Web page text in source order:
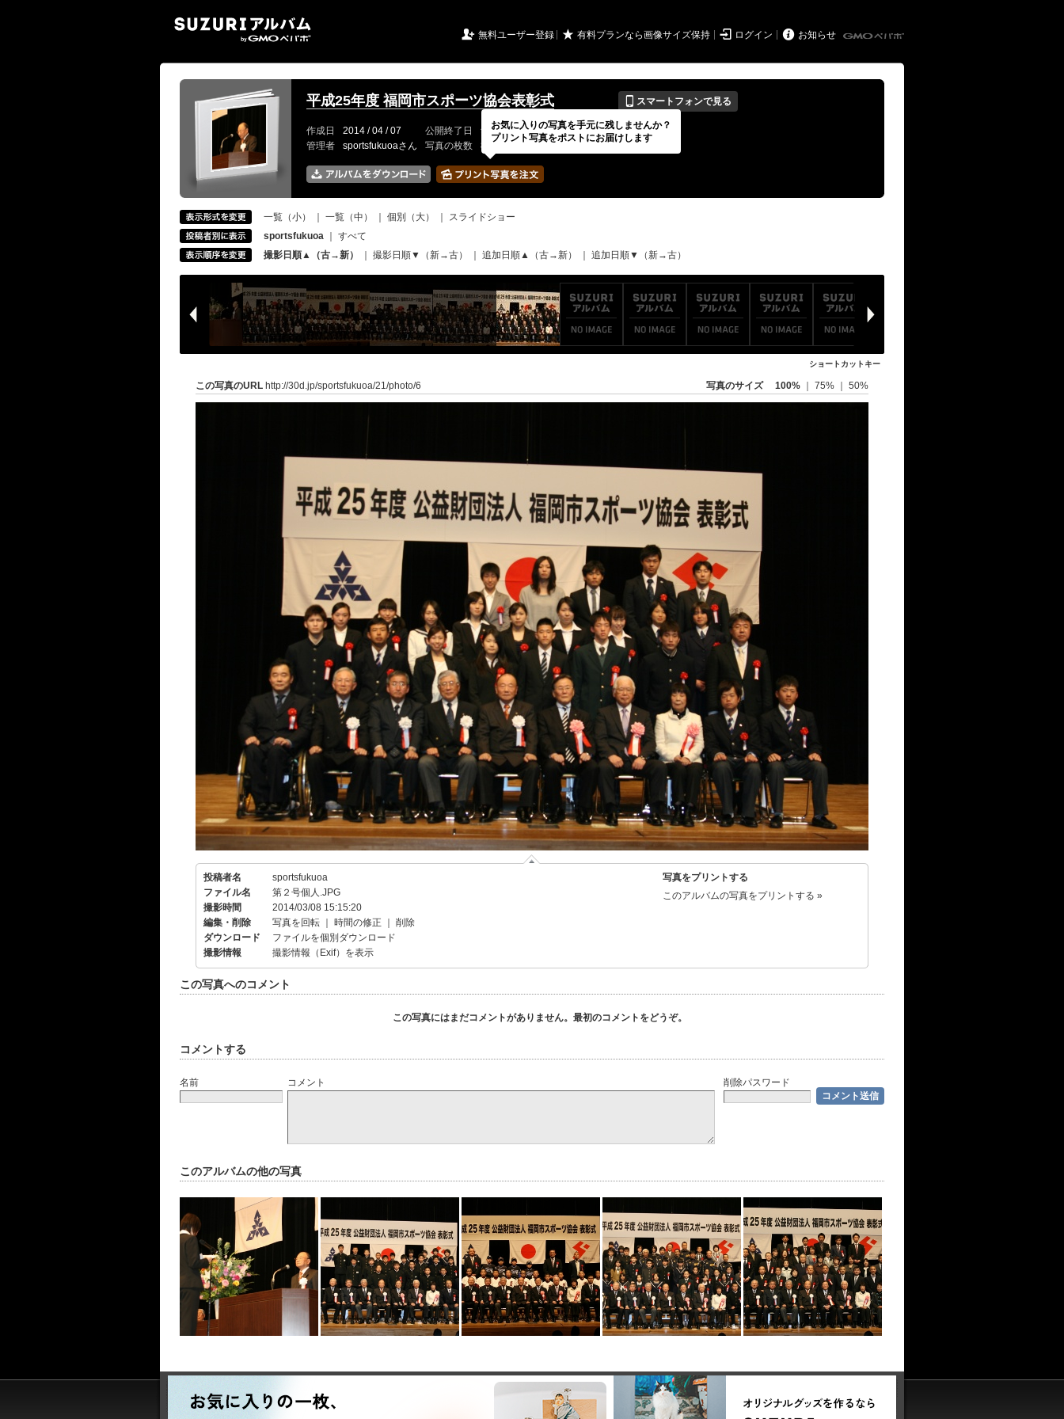
 無料ユーザー登録 ★ 有料プランなら画像サイズ保持  ログイン  お知らせ
平成25年度 福岡市スポーツ協会表彰式 📱 スマートフォンで見る
作成日 2014 / 04 / 07 公開終了日 無期限 イベントの期間
---
管理者
sportsfukuoaさん 写真の枚数 8 / 2000枚
一覧（小） 一覧（中） 個別（大）
スライドショー
sportsfukuoa
すべて
撮影日順▲（古→新）
撮影日順▼（新→古） 追加日順▲（古→新） 追加日順▼（新→古）
ショートカットキー
この写真のURL http://30d.jp/sportsfukuoa/21/photo/6 写真のサイズ 100% 75% 50%
投稿者名
sportsfukuoa
ファイル名
第２号個人.JPG
撮影時間
2014/03/08 15:15:20
編集・削除
写真を回転 時間の修正
削除
ダウンロード
ファイルを個別ダウンロード
撮影情報
撮影情報（Exif）を表示
写真をプリントする
このアルバムの写真をプリントする »
この写真へのコメント
この写真にはまだコメントがありません。最初のコメントをどうぞ。
コメントする
名前 コメント 削除パスワード
このアルバムの他の写真
お気に入りの写真を手元に残しませんか？
プリント写真をポストにお届けします